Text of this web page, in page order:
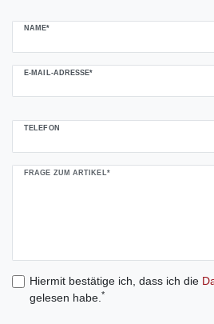
NAME*
E-MAIL-ADRESSE*
TELEFON
FRAGE ZUM ARTIKEL*
Hiermit bestätige ich, dass ich die
gelesen habe. *